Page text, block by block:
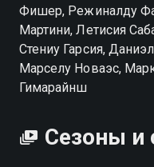
Фишер, Режиналду
Мартини, Летисия
Стениу Гарсия,
Марселу Новаэс,
Гимарайнш
Сезоны и